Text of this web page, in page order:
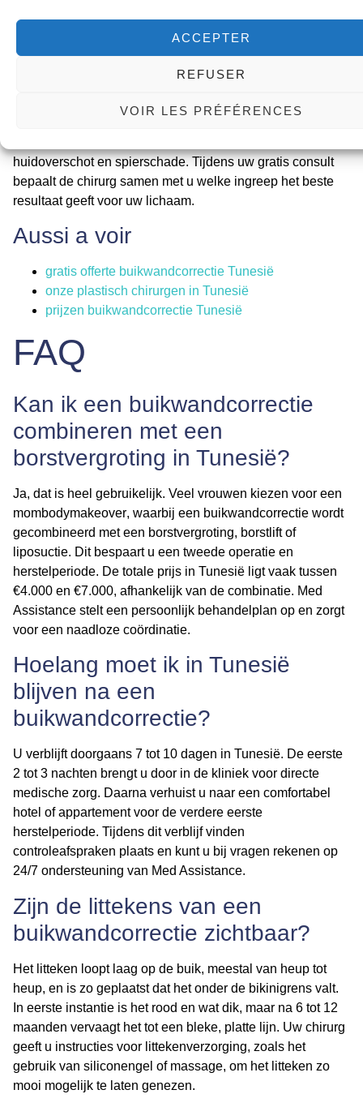
ACCEPTER
REFUSER
VOIR LES PRÉFÉRENCES
specifieke situatie. Liposuctie verwijdert alleen overtollig
vet, maar heeft geen effect op een slappe huid of
verwijdert overtollige huid, herstelt de spieren en verwijdert
huidoverschot en spierschade. Tijdens uw gratis consult
bepaalt de chirurg samen met u welke ingreep het beste
resultaat geeft voor uw lichaam.
Aussi a voir
gratis offerte buikwandcorrectie Tunesië
onze plastisch chirurgen in Tunesië
prijzen buikwandcorrectie Tunesië
FAQ
Kan ik een buikwandcorrectie
combineren met een
borstvergroting in Tunesië?
Ja, dat is heel gebruikelijk. Veel vrouwen kiezen voor een
mombodymakeover, waarbij een buikwandcorrectie wordt
gecombineerd met een borstvergroting, borstlift of
liposuctie. Dit bespaart u een tweede operatie en
herstelperiode. De totale prijs in Tunesië ligt vaak tussen
€4.000 en €7.000, afhankelijk van de combinatie. Med
Assistance stelt een persoonlijk behandelplan op en zorgt
voor een naadloze coördinatie.
Hoelang moet ik in Tunesië
blijven na een
buikwandcorrectie?
U verblijft doorgaans 7 tot 10 dagen in Tunesië. De eerste
2 tot 3 nachten brengt u door in de kliniek voor directe
medische zorg. Daarna verhuist u naar een comfortabel
hotel of appartement voor de verdere eerste
herstelperiode. Tijdens dit verblijf vinden
controleafspraken plaats en kunt u bij vragen rekenen op
24/7 ondersteuning van Med Assistance.
Zijn de littekens van een
buikwandcorrectie zichtbaar?
Het litteken loopt laag op de buik, meestal van heup tot
heup, en is zo geplaatst dat het onder de bikinigrens valt.
In eerste instantie is het rood en wat dik, maar na 6 tot 12
maanden vervaagt het tot een bleke, platte lijn. Uw chirurg
geeft u instructies voor littekenverzorging, zoals het
gebruik van siliconengel of massage, om het litteken zo
mooi mogelijk te laten genezen.